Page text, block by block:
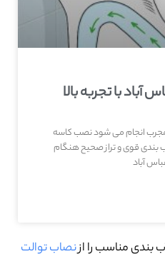
با تجربه بالا
انجام می شود نصب کاسه
بندی قوی و تراز صحیح هنگام
آباد
مناسب را ازنصاب توالت